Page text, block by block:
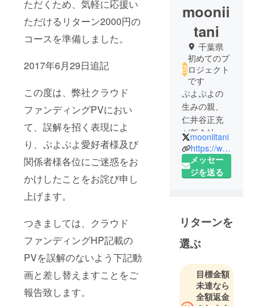
ただくため、気軽に応援い
ただけるリターン2000円の
コースを準備しました。
2017年6月29日追記
この度は、弊社クラウド
ファンディングPVにおい
て、誤解を招く表現によ
り、ぷよぷよ愛好者様及び
関係者様各位にご迷惑をお
かけしたことをお詫び申し
上げます。
つきましては、クラウド
ファンディングHP記載の
PVを誤解のないよう下記動
画と差し替えますことをご
報告致します。
moonii
tani
千葉県
初めてのプ
ロジェクト
です
ぷよぷよの
生みの親、
仁井谷正充
が新会社コ
ンパイル○を
立ち上げ復
活!!
にょき」の
開発資金の
一部を、ク
ラウドファ
ンディング
を利用して
調達しま
mooniitani
https://www.compile-o.com/uchu
メッセー
ジを送る
リターンを
選ぶ
目標金額
未達なら
全額返金